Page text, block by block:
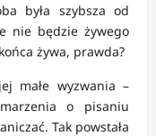
była szybsza od
nie będzie żywego
żywa, prawda?
małe wyzwania –
o pisaniu
Tak powstała